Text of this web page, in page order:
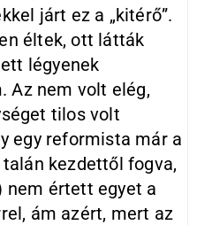
járt ez a „kitérő”.
éltek, ott látták
légyenek
Az nem volt elég,
tilos volt
egy reformista már a
kezdettől fogva,
nem értett egyet a
ám azért, mert az